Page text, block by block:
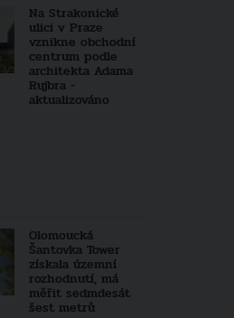
Na Strakonické
ulici v Praze
vznikne obchodní
centrum podle
architekta Adama
Rujbra -
aktualizováno
Olomoucká
Šantovka Tower
získala územní
rozhodnutí, má
měřit sedmdesát
šest metrů